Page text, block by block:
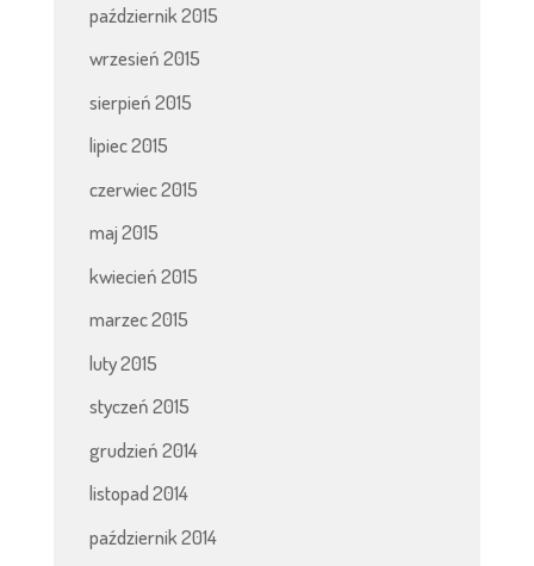
październik 2015
wrzesień 2015
sierpień 2015
lipiec 2015
czerwiec 2015
maj 2015
kwiecień 2015
marzec 2015
luty 2015
styczeń 2015
grudzień 2014
listopad 2014
październik 2014